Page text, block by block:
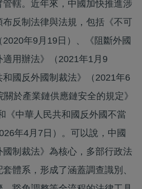
轄。近年來，中國加快推進涉
反制法律與法規，包括《不可
年9月19日）、《阻斷外國
用辦法》（2021年1月9
和國反外國制裁法》（2021年6
於產業鏈供應鏈安全的規定》
《中華人民共和國反外國不當
年4月7日）。可以說，中國
制裁法》為核心，多部行政法
體系，形成了涵蓋調查識別、